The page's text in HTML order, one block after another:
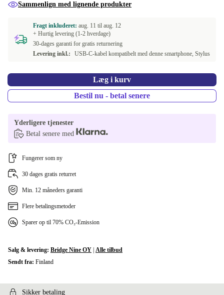
Sammenlign med lignende produkter
Fragt inkluderet: aug. 11 til aug. 12
+ Hurtig levering (1-2 hverdage)
30-dages garanti for gratis returnering
Levering inkl.:
USB-C-kabel kompatibelt med denne smartphone, Stylus
Læg i kurv
Bestil nu - betal senere
Yderligere tjenester
Betal senere med
Fungerer som ny
30 dages gratis returret
Min. 12 måneders garanti
Flere betalingsmetoder
Sparer op til 70% CO₂-Emission
Salg & levering: Bridge Nine OY Alle tilbud
Sendt fra: Finland
Sikker betaling